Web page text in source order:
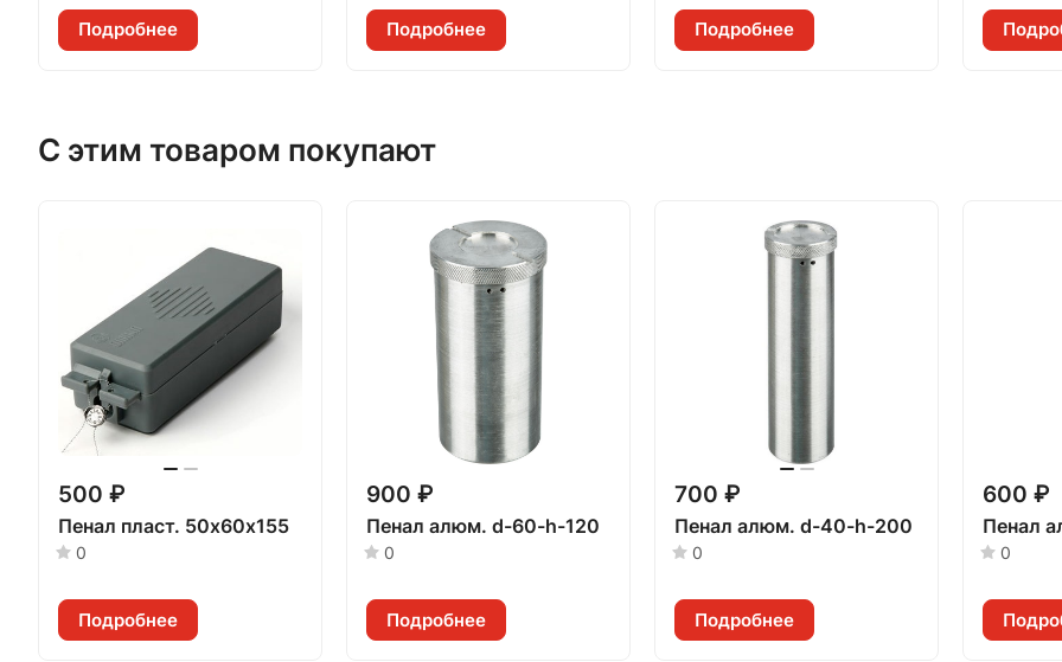
Подробнее Подробнее Подробнее
С этим товаром покупают
500 ₽
Пенал пласт. 50х60х155
0
Подробнее
900 ₽
Пенал алюм. d-60-h-120
0
Подробнее
700 ₽
Пенал алюм. d-40-h-200
0
Подробнее
600 ₽
Пенал
0